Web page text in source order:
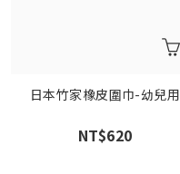
日本竹家橡皮圍巾-幼兒用
NT$620